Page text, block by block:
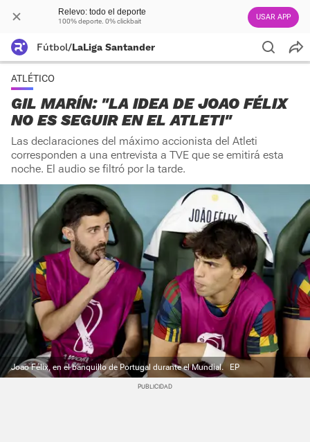
Relevo: todo el deporte
100% deporte. 0% clickbait USAR APP
Fútbol/LaLiga Santander
ATLÉTICO
GIL MARÍN: "LA IDEA DE JOAO FÉLIX
NO ES SEGUIR EN EL ATLETI"
Las declaraciones del máximo accionista del Atleti
corresponden a una entrevista a TVE que se emitirá esta
noche. El audio se filtró por la tarde.
Joao Félix, en el banquillo de Portugal durante el Mundial. EP